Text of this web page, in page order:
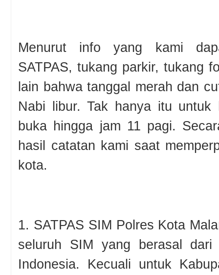
Menurut info yang kami
SATPAS, tukang parkir, tukang
lain bahwa tanggal merah dan
Nabi libur. Tak hanya itu untuk
buka hingga jam 11 pagi.
hasil catatan kami saat
kota.
1. SATPAS SIM Polres Kota
seluruh SIM yang berasal
Indonesia. Kecuali untuk